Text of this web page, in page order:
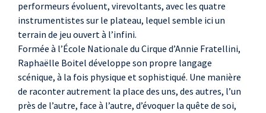
performeurs évoluent, virevoltants, avec les quatre
instrumentistes sur le plateau, lequel semble ici un
terrain de jeu ouvert à l’infini.
Formée à l’École Nationale du Cirque d’Annie Fratellini,
Raphaëlle Boitel développe son propre langage
scénique, à la fois physique et sophistiqué. Une manière
de raconter autrement la place des uns, des autres, l’un
près de l’autre, face à l’autre, d’évoquer la quête de soi,